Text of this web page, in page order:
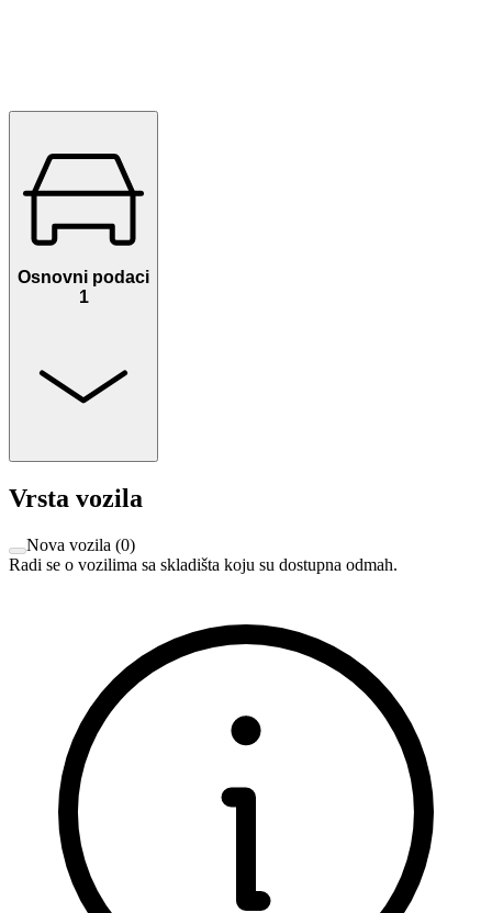
Osnovni podaci
1
Vrsta vozila
Nova vozila (0)
Radi se o vozilima sa skladišta koju su dostupna odmah.